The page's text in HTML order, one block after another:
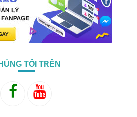
TÔI TRÊN